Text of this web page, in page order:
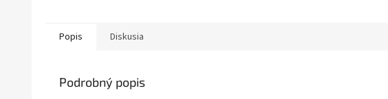
Popis Diskusia
Podrobný popis